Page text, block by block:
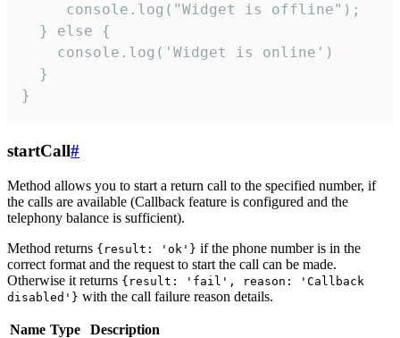
     console.log("Widget is offline");
  } else {
    console.log('Widget is online')
  }
}
startCall#
Method allows you to start a return call to the specified number, if
the calls are available (Callback feature is configured and the
telephony balance is sufficient).
Method returns {result: 'ok'} if the phone number is in the
correct format and the request to start the call can be made.
Otherwise it returns {result: 'fail', reason: 'Callback
disabled'} with the call failure reason details.
Name Type
Description